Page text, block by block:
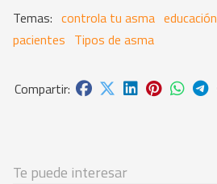
controla tu asma educación
pacientes Tipos de asma
Te puede interesar